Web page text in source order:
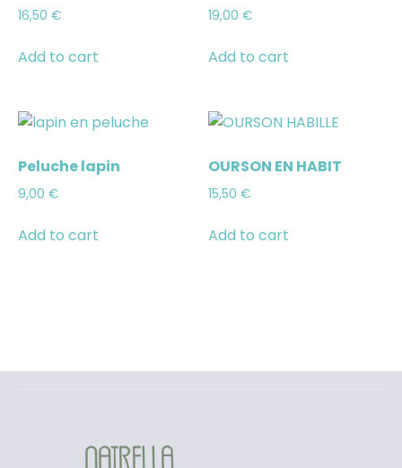
16,50 €
Add to cart
19,00€
Add to cart
Peluche lapin
9,00 €
Add to cart
OURSON EN HABIT
15,50€
Add to cart